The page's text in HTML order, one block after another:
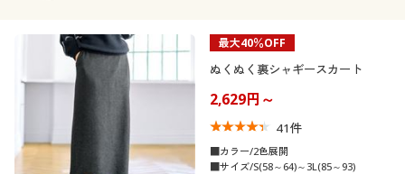
最大40％OFF
ぬくぬく裏シャギースカート
2,629円～
41件
■カラー/2色展開
■サイズ/S(58～64)～3L(85～93)